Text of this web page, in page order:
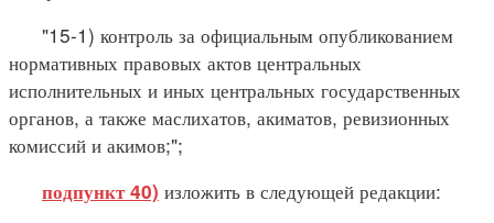
"15-1) контроль за официальным опубликованием
нормативных правовых актов центральных
исполнительных и иных центральных государственных
органов, а также маслихатов, акиматов, ревизионных
комиссий и акимов;";
подпункт 40) изложить в следующей редакции: